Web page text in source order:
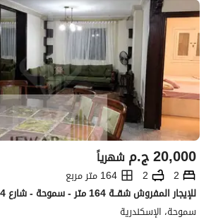
ج.م20,000 شهرياً
2
2
164 متر مربع
سموحة، الإسكندرية